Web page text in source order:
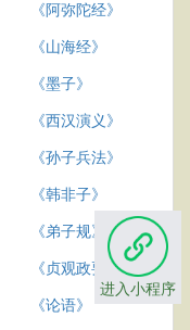
《阿弥陀经》
《山海经》
《墨子》
《西汉演义》
《孙子兵法》
《韩非子》
《弟子规》
《贞观政要》
《论语》
进入小程序